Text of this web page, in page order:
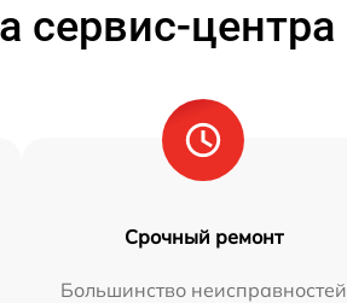
сервис-центра
Срочный ремонт
Большинство неисправностей